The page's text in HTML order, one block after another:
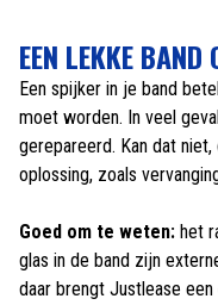
EEN LEKKE BAND
Een spijker in je band
moet worden. In veel
gerepareerd. Kan dat
oplossing, zoals
Goed om te weten: het
glas in de band zijn
daar brengt Justlease